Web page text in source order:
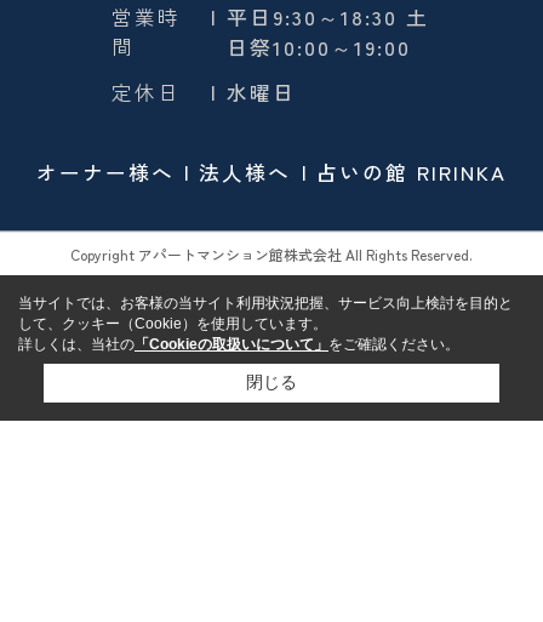
営業時
間
| 平日9:30～18:30 土
日祭10:00～19:00
定休日
| 水曜日
オーナー様へ 法人様へ 占いの館 RIRINKA
Copyright アパートマンション館株式会社 All Rights Reserved.
当サイトでは、お客様の当サイト利用状況把握、サービス向上検討を目的と
して、クッキー（Cookie）を使用しています。
詳しくは、当社の 「Cookieの取扱いについて」 をご確認ください。
閉じる